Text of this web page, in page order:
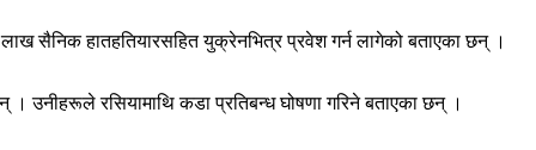
सैनिक हातहतियारसहित युक्रेनभित्र प्रवेश गर्न लागेको बताएका छन् ।
उनीहरूले रसियामाथि कडा प्रतिबन्ध घोषणा गरिने बताएका छन् ।